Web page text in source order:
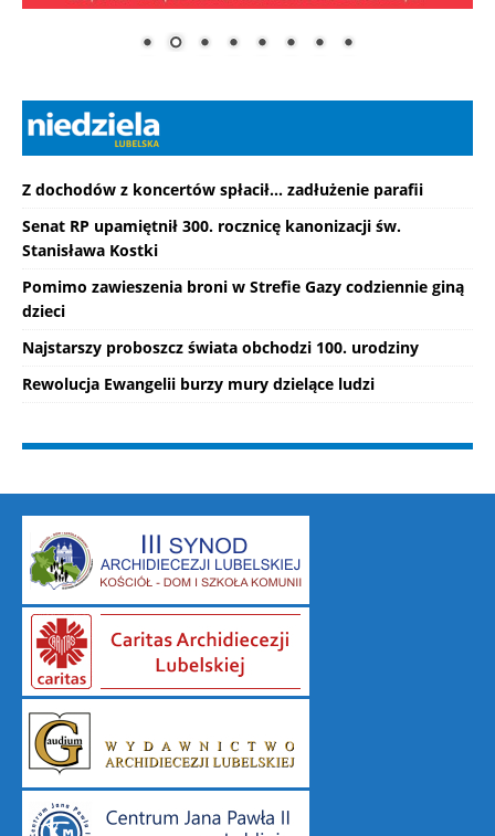
Z dochodów z koncertów spłacił... zadłużenie parafii
Senat RP upamiętnił 300. rocznicę kanonizacji św.
Stanisława Kostki
Pomimo zawieszenia broni w Strefie Gazy codziennie giną
dzieci
Najstarszy proboszcz świata obchodzi 100. urodziny
Rewolucja Ewangelii burzy mury dzielące ludzi